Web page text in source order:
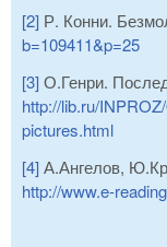
[2] Р. Конни.
b=109411&p=25
[3] О.Генри.
http://lib.ru/
pictures.html
[4] А.Ангелов,
http://www.e-